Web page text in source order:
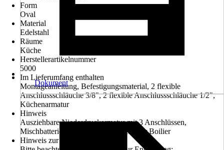
Form
Oval
Material
Edelstahl
Räume
Küche
Herstellerartikelnummer
5000
Im Lieferumfang enthalten
Montageanleitung, Befestigungsmaterial, 2 flexible
Anschlussschläuche 3/8", 2 flexible Anschlussschläuche 1/2",
Küchenarmatur
Hinweis
Ausziehbare Niederdruckarmatur mit 3 Anschlüssen,
Mischbatterie für Durchlauferhitzer oder Boilier
Hinweis zur Entsorgung
Dokument